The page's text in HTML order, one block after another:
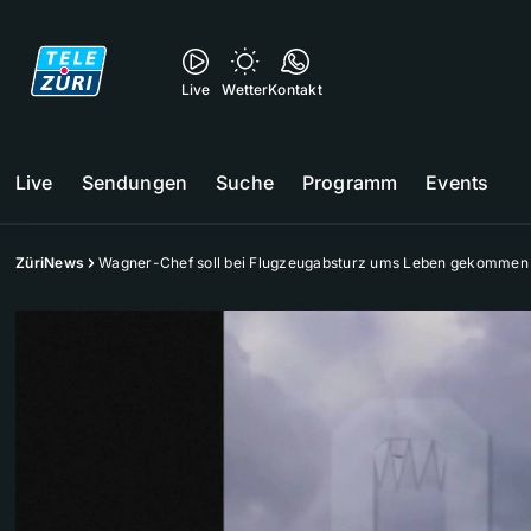
Live WetterKontakt
Live Sendungen Suche Programm Events
ZüriNews Wagner-Chef soll bei Flugzeugabsturz ums Leben gekommen